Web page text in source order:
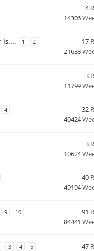
4
14306
is.... 1 2 17
21638
3
11799
4 32
40424
3
10624
40
49194
9 10 91
84441
3 4 5 47